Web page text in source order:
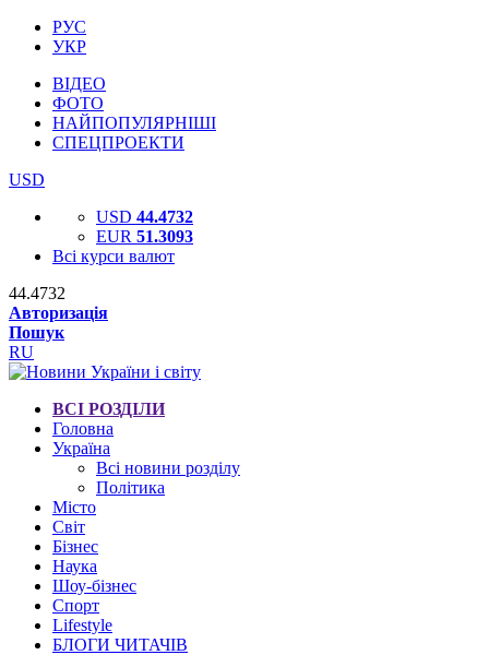
РУС
УКР
ВІДЕО
ФОТО
НАЙПОПУЛЯРНІШІ
СПЕЦПРОЕКТИ
USD
USD 44.4732
EUR 51.3093
Всі курси валют
44.4732
Авторизація
Пошук
RU
ВСІ РОЗДІЛИ
Головна
Україна
Всі новини розділу
Політика
Місто
Світ
Бізнес
Наука
Шоу-бізнес
Спорт
Lifestyle
БЛОГИ ЧИТАЧІВ